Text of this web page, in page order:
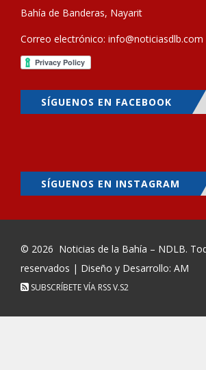
Bahía de Banderas, Nayarit
Correo electrónico: info@noticiasdlb.com
SÍGUENOS EN FACEBOOK
SÍGUENOS EN INSTAGRAM
© 2026 Noticias de la Bahía – NDLB.
reservados | Diseño y Desarrollo: AM
SUBSCRÍBETE VÍA RSSV.S2